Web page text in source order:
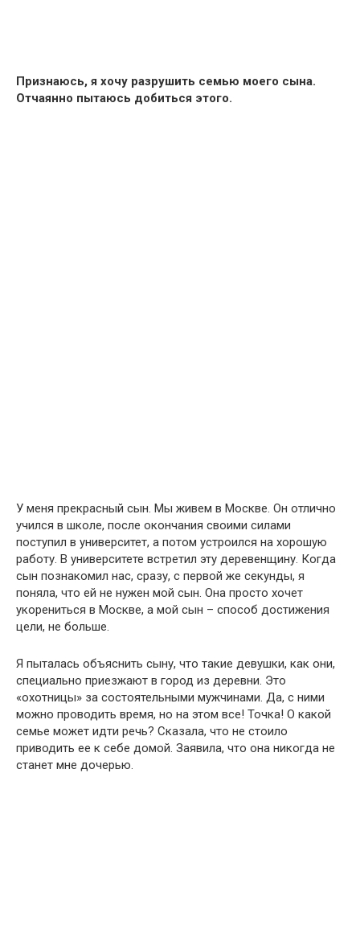
Признаюсь, я хочу разрушить семью моего сына.
Отчаянно пытаюсь добиться этого.
У меня прекрасный сын. Мы живем в Москве. Он отлично
учился в школе, после окончания своими силами
поступил в университет, а потом устроился на хорошую
работу. В университете встретил эту деревенщину. Когда
сын познакомил нас, сразу, с первой же секунды, я
поняла, что ей не нужен мой сын. Она просто хочет
укорениться в Москве, а мой сын – способ достижения
цели, не больше.
Я пыталась объяснить сыну, что такие девушки, как они,
специально приезжают в город из деревни. Это
«охотницы» за состоятельными мужчинами. Да, с ними
можно проводить время, но на этом все! Точка! О какой
семье может идти речь? Сказала, что не стоило
приводить ее к себе домой. Заявила, что она никогда не
станет мне дочерью.